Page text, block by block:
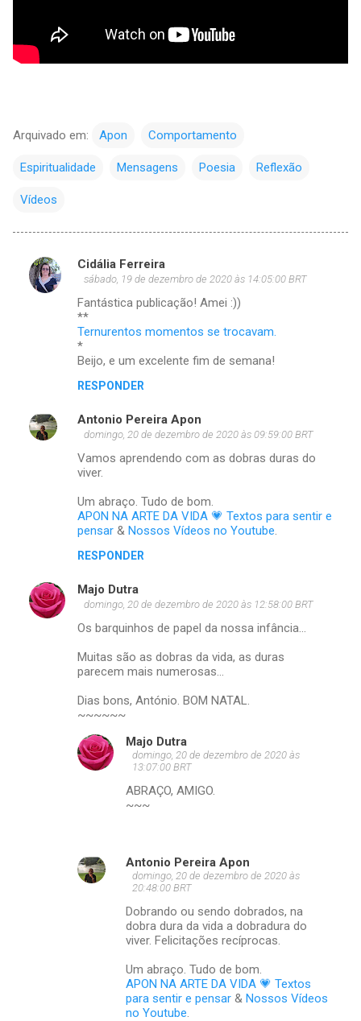
Arquivado em: Apon Comportamento
Espiritualidade Mensagens Poesia Reflexão
Vídeos
C
o
r
Cidália Ferreira
sábado, 19 de dezembro de 2020 às 14:05:00 BRT
Fantástica publicação! Amei :))
**
Ternurentos momentos se trocavam.
*
Beijo, e um excelente fim de semana!
RESPONDER
Antonio Pereira Apon
domingo, 20 de dezembro de 2020 às 09:59:00 BRT
Vamos aprendendo com as dobras duras do
viver.
Um abraço. Tudo de bom.
APON NA ARTE DA VIDA 💗 Textos para sentir e
pensar & Nossos Vídeos no Youtube
RESPONDER
Majo Dutra
domingo, 20 de dezembro de 2020 às 12:58:00 BRT
Os barquinhos de papel da nossa infância...
Muitas são as dobras da vida, as duras
parecem mais numerosas...
Dias bons, António. BOM NATAL.
~~~~~~
Majo Dutra
domingo, 20 de dezembro de 2020 às
13:07:00 BRT
ABRAÇO, AMIGO.
~~~
Antonio Pereira Apon
domingo, 20 de dezembro de 2020 às
20:48:00 BRT
Dobrando ou sendo dobrados, na
dobra dura da vida a dobradura do
viver. Felicitações recíprocas.
Um abraço. Tudo de bom.
APON NA ARTE DA VIDA 💗 Textos
para sentir e pensar & Nossos Vídeos
no Youtube